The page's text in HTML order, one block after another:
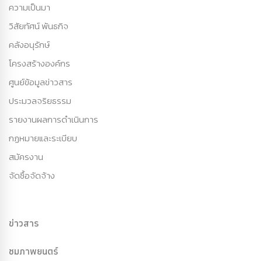
ความเป็นมา
วิสัยทัศน์ พันธกิจ
คลังอนุรักษ์
โครงสร้างองค์กร
ศูนย์ข้อมูลข่าวสาร
ประมวลจริยธรรม
รายงานผลการดำเนินการ
กฏหมายและระเบียบ
สมัครงาน
จัดซื้อจัดจ้าง
ข่าวสาร
ชมภาพยนตร์